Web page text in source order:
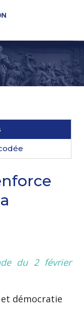
du 2 février
démocratie